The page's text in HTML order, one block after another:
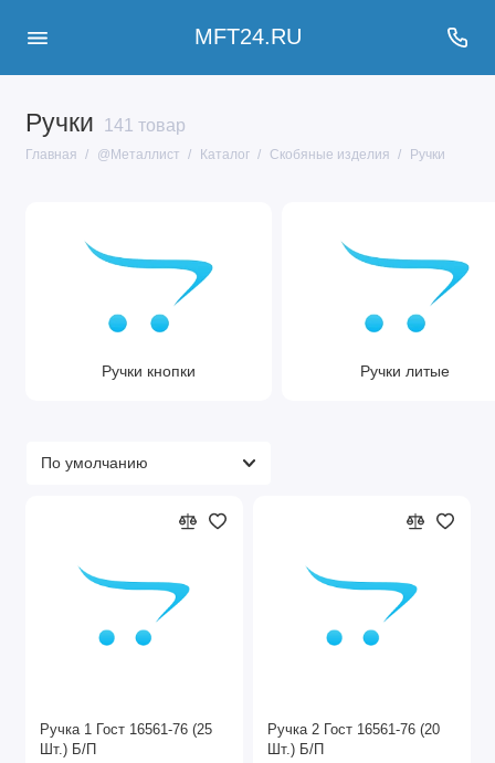
MFT24.RU
Ручки 141 товар
Главная @Металлист Каталог Скобяные изделия Ручки
Ручки кнопки Ручки литые
Ручка 1 Гост 16561-76 (25
Шт.) Б/П
Ручка 2 Гост 16561-76 (20
Шт.) Б/П